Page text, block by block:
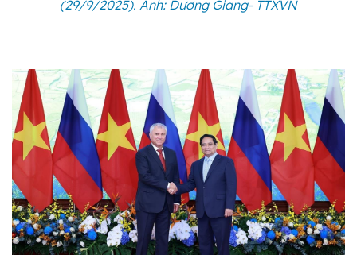
(29/9/2025). Ảnh: Dương Giang- TTXVN